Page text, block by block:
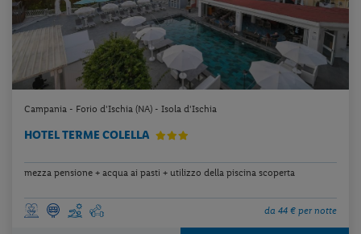
Campania - Forio d'Ischia (NA) - Isola d'Ischia
HOTEL TERME COLELLA
mezza pensione + acqua ai pasti + utilizzo della piscina scoperta
da 44 € per notte